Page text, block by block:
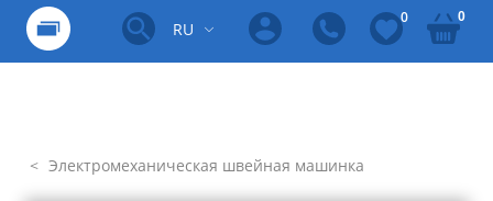
RU
0 0
Электромеханическая швейная машинка